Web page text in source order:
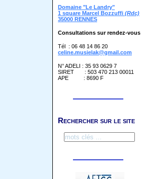
Domaine "Le Landry"
1 square Marcel Bozzuffi (Rdc)
35000 RENNES
Consultations sur rendez-vous
Tél : 06 48 14 86 20
celine.musielak@gmail.com
N° ADELI : 35 93 0629 7
SIRET : 503 470 213 00011
APE : 8690 F
Rechercher sur le site